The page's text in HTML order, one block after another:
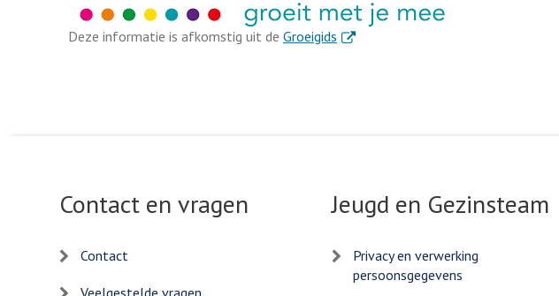
Deze informatie is afkomstig uit de Groeigids . Externe link
Contact en vragen
Contact
Jeugd en Gezinsteam
Privacy en verwerking
persoonsgegevens